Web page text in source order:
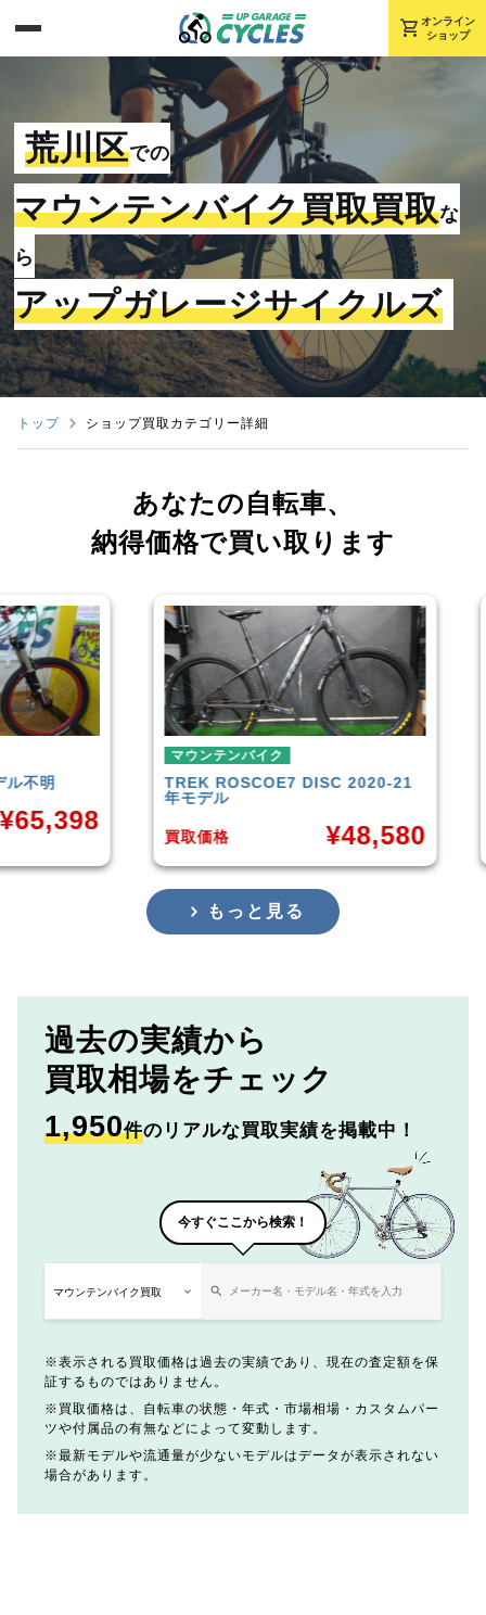
shopping_cart オンライン
ショップ
荒川区での
マウンテンバイク買取買取な
ら
アップガレージサイクルズ
トップ ショップ買取カテゴリー詳細
あなたの自転車、
納得価格で買い取ります
TREK
ROSCOE7 DISC 2020-21
買取価格 ¥48,580
Rocky Mountain
買取価格
もっと見る
過去の実績から
買取相場をチェック
1,950件のリアルな買取実績を掲載中！
今すぐここから検索！
表示される買取価格は過去の実績であり、現在の査定額を保
証するものではありません。
買取価格は、自転車の状態・年式・市場相場・カスタムパー
ツや付属品の有無などによって変動します。
最新モデルや流通量が少ないモデルはデータが表示されない
場合があります。